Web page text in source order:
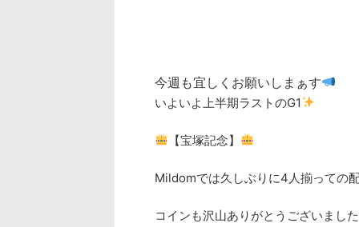
今週も宜しくお願いしまぁす
いよいよ上半期ラストのG1
【宝塚記念】
Mildomでは久しぶりに4人揃っての
コインも沢山ありがとうございました